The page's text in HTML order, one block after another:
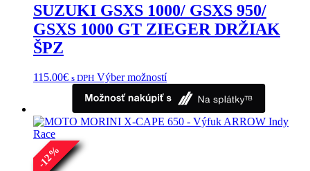
SUZUKI GSXS 1000/ GSXS 950/
GSXS 1000 GT ZIEGER DRŽIAK
ŠPZ
115.00€ s DPH Výber možnostíTento
produkt
má
viacero
variantov.
-
12
%